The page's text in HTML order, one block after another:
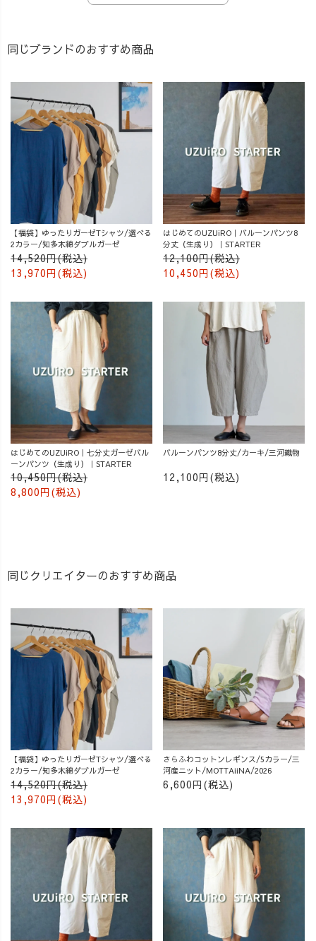
同じブランドのおすすめ商品
【福袋】ゆったりガーゼTシャツ/選べる
2カラー/知多木綿ダブルガーゼ
14,520円(税込)
13,970円(税込)
はじめてのUZUiRO｜バルーンパンツ8
分丈（生成り）｜STARTER
12,100円(税込)
10,450円(税込)
はじめてのUZUiRO｜七分丈ガーゼバル
ーンパンツ（生成り）｜STARTER
10,450円(税込)
8,800円(税込)
バルーンパンツ8分丈/カーキ/三河織物
12,100円(税込)
同じクリエイターのおすすめ商品
【福袋】ゆったりガーゼTシャツ/選べる
2カラー/知多木綿ダブルガーゼ
14,520円(税込)
13,970円(税込)
さらふわコットンレギンス/5カラー/三
河産ニット/MOTTAiiNA/2026
6,600円(税込)